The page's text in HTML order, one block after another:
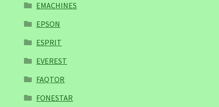
EMACHINES
EPSON
ESPRIT
EVEREST
FAQTOR
FONESTAR